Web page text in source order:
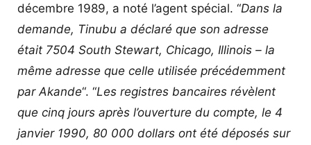
décembre 1989, a noté l’agent spécial. “Dans la
demande, Tinubu a déclaré que son adresse
était 7504 South Stewart, Chicago, Illinois – la
même adresse que celle utilisée précédemment
par Akande“. “Les registres bancaires révèlent
que cinq jours après l’ouverture du compte, le 4
janvier 1990, 80 000 dollars ont été déposés sur